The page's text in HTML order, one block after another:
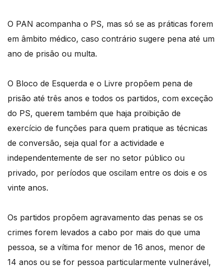
O PAN acompanha o PS, mas só se as práticas forem
em âmbito médico, caso contrário sugere pena até um
ano de prisão ou multa.
O Bloco de Esquerda e o Livre propõem pena de
prisão até três anos e todos os partidos, com exceção
do PS, querem também que haja proibição de
exercício de funções para quem pratique as técnicas
de conversão, seja qual for a actividade e
independentemente de ser no setor público ou
privado, por períodos que oscilam entre os dois e os
vinte anos.
Os partidos propõem agravamento das penas se os
crimes forem levados a cabo por mais do que uma
pessoa, se a vítima for menor de 16 anos, menor de
14 anos ou se for pessoa particularmente vulnerável,